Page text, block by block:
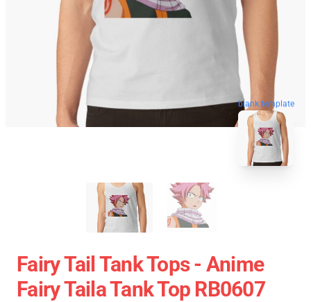
blank template
Fairy Tail Tank Tops - Anime
Fairy Taila Tank Top RB0607